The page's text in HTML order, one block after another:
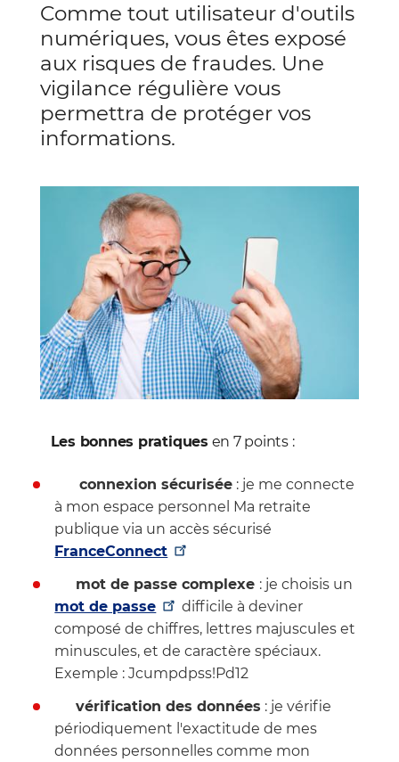
Comme tout utilisateur d'outils
numériques, vous êtes exposé
aux risques de fraudes. Une
vigilance régulière vous
permettra de protéger vos
informations.
Les bonnes pratiques en 7 points :
connexion sécurisée : je me connecte
à mon espace personnel Ma retraite
publique via un accès sécurisé
FranceConnect
mot de passe complexe : je choisis un
mot de passe
difficile à deviner
composé de chiffres, lettres majuscules et
minuscules, et de caractère spéciaux.
Exemple : Jcumpdpss!Pd12
vérification des données : je vérifie
périodiquement l'exactitude de mes
données personnelles comme mon